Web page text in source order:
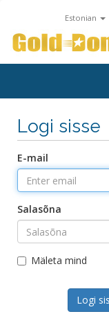
Estonian
Logi sisse
E-mail
Salasõna
Mäleta mind